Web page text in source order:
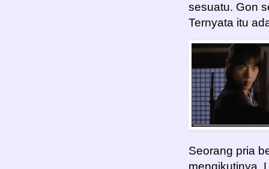
sesuatu. Gon
Ternyata itu
Seorang pria
mengikutinya.